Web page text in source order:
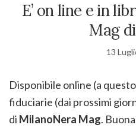
E’ on line e in
Mag
13
Disponibile online (a questo
fiduciarie (dai prossimi
di MilanoNera Mag.